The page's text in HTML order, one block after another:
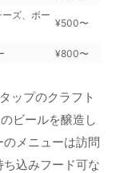
ズ、ボー
¥500〜
¥800〜
ップのクラフト
ビールを醸造し
メニューは訪問
込みフード可な